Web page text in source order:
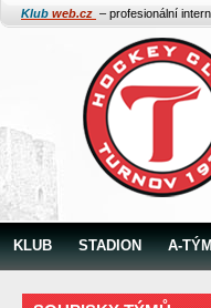
Klub web.cz – profesionální
KLUB STADION A-